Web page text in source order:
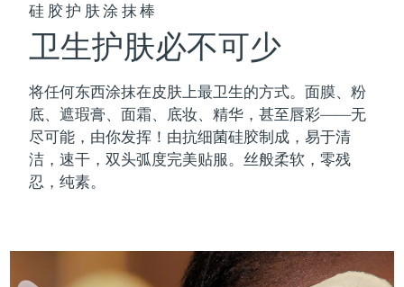
硅胶护肤涂抹棒
卫生护肤必不可少
将任何东西涂抹在皮肤上最卫生的方式。面膜、粉
底、遮瑕膏、面霜、底妆、精华，甚至唇彩——无
尽可能，由你发挥！由抗细菌硅胶制成，易于清
洁，速干，双头弧度完美贴服。丝般柔软，零残
忍，纯素。